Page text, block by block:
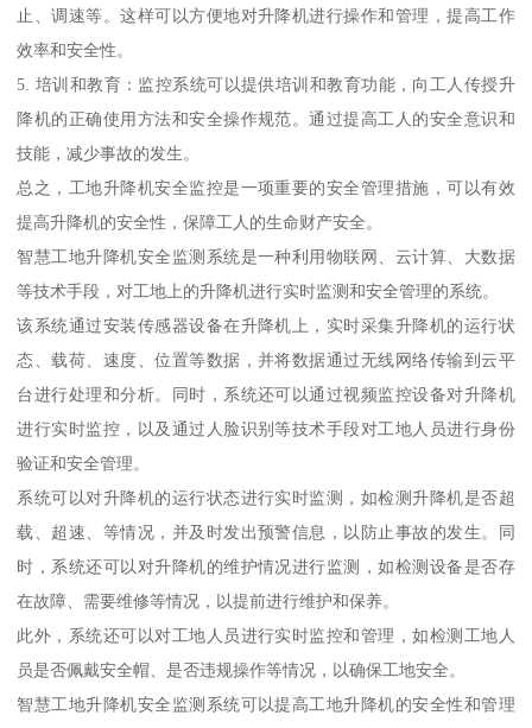
止、调速等。这样可以方便地对升降机进行操作和管理，提高工作
效率和安全性。
5. 培训和教育：监控系统可以提供培训和教育功能，向工人传授升
降机的正确使用方法和安全操作规范。通过提高工人的安全意识和
技能，减少事故的发生。
总之，工地升降机安全监控是一项重要的安全管理措施，可以有效
提高升降机的安全性，保障工人的生命财产安全。
智慧工地升降机安全监测系统是一种利用物联网、云计算、大数据
等技术手段，对工地上的升降机进行实时监测和安全管理的系统。
该系统通过安装传感器设备在升降机上，实时采集升降机的运行状
态、载荷、速度、位置等数据，并将数据通过无线网络传输到云平
台进行处理和分析。同时，系统还可以通过视频监控设备对升降机
进行实时监控，以及通过人脸识别等技术手段对工地人员进行身份
验证和安全管理。
系统可以对升降机的运行状态进行实时监测，如检测升降机是否超
载、超速、等情况，并及时发出预警信息，以防止事故的发生。同
时，系统还可以对升降机的维护情况进行监测，如检测设备是否存
在故障、需要维修等情况，以提前进行维护和保养。
此外，系统还可以对工地人员进行实时监控和管理，如检测工地人
员是否佩戴安全帽、是否违规操作等情况，以确保工地安全。
智慧工地升降机安全监测系统可以提高工地升降机的安全性和管理